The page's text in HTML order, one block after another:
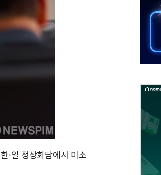
트코인 6만4000달러대 횡보…고래·ETF 매수에도
·일 정상회담에서 미소